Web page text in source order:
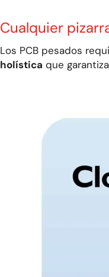
Cualquier
Los PCB pesados
holística que